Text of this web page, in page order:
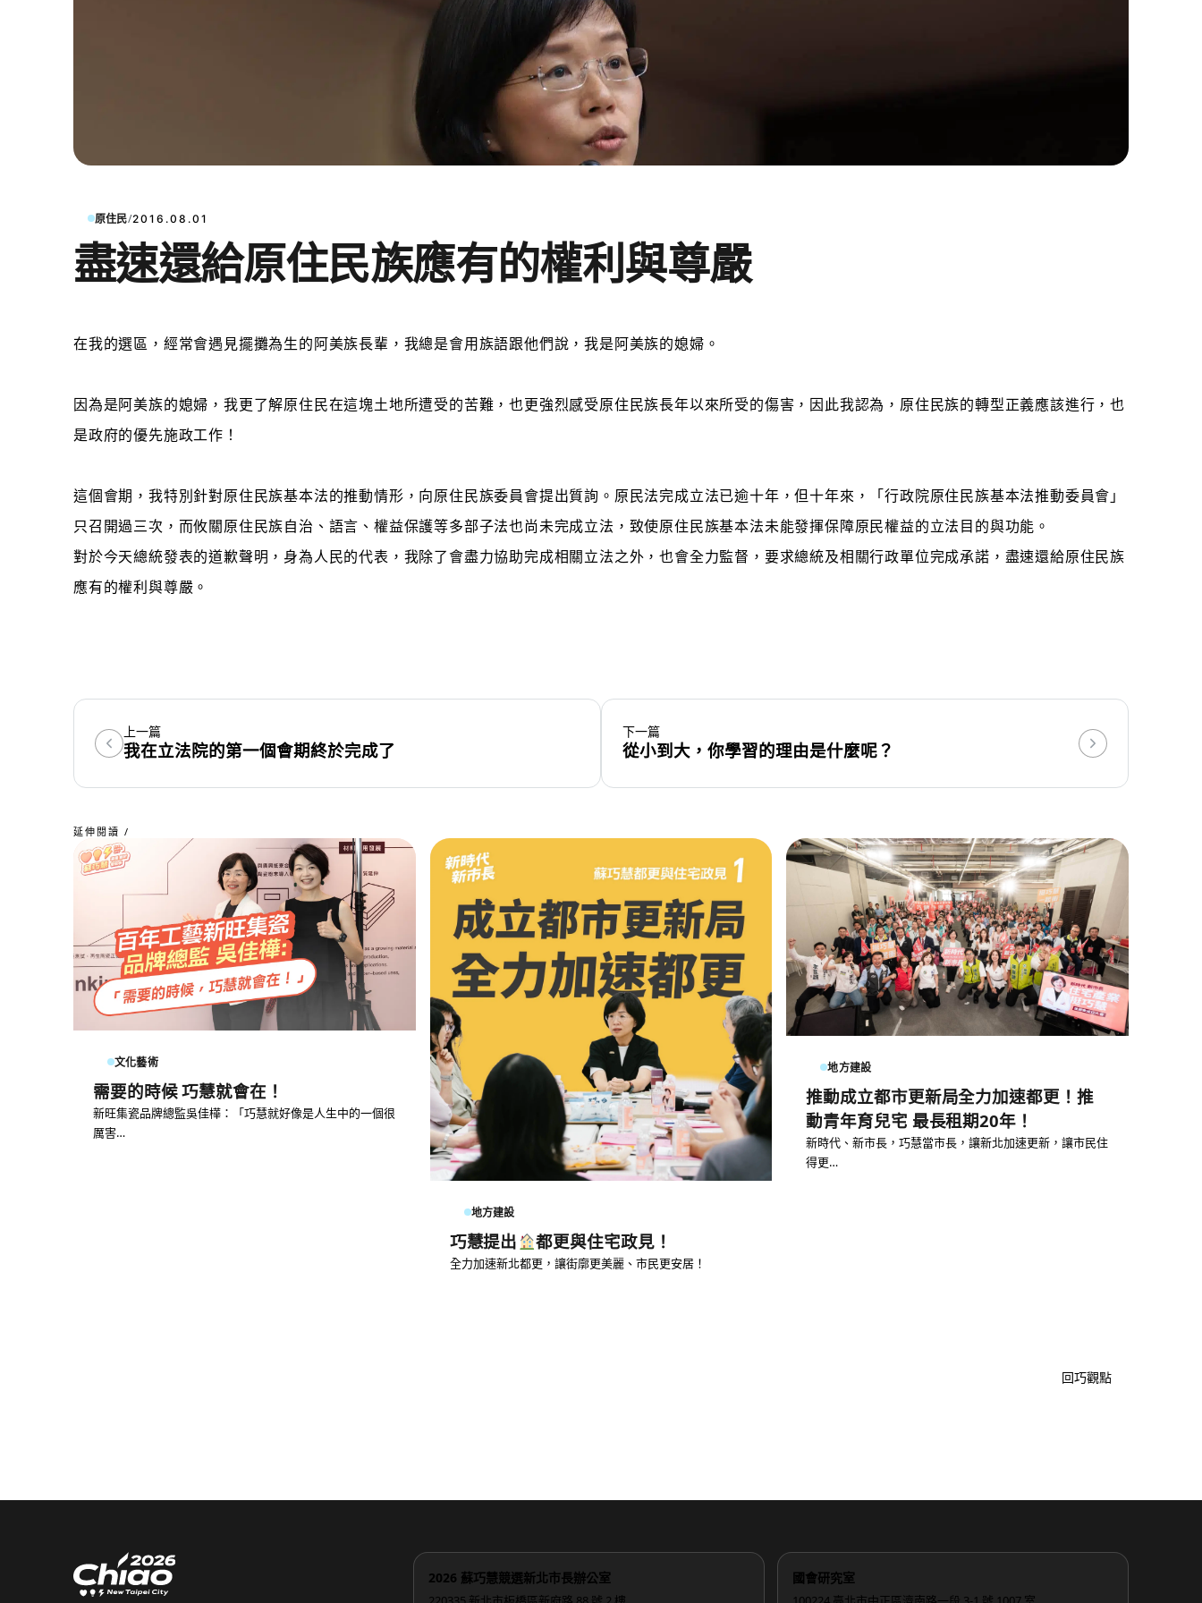
原住民/2016.08.01
盡速還給原住民族應有的權利與尊嚴
在我的選區，經常會遇見擺攤為生的阿美族長輩，我總是會用族語跟他們說，我是阿美族的媳婦。
因為是阿美族的媳婦，我更了解原住民在這塊土地所遭受的苦難，也更強烈感受原住民族長年以來所受的傷害，因此我認為，原住民族的轉型正義應該進行，也
是政府的優先施政工作！
這個會期，我特別針對原住民族基本法的推動情形，向原住民族委員會提出質詢。原民法完成立法已逾十年，但十年來，「行政院原住民族基本法推動委員會」
只召開過三次，而攸關原住民族自治、語言、權益保護等多部子法也尚未完成立法，致使原住民族基本法未能發揮保障原民權益的立法目的與功能。
對於今天總統發表的道歉聲明，身為人民的代表，我除了會盡力協助完成相關立法之外，也會全力監督，要求總統及相關行政單位完成承諾，盡速還給原住民族
應有的權利與尊嚴。
上一篇
我在立法院的第一個會期終於完成了
下一篇
從小到大，你學習的理由是什麼呢？
延伸閱讀 /
文化藝術
需要的時候 巧慧就會在！
新旺集瓷品牌總監吳佳樺：「巧慧就好像是人生中的一個很
厲害…
地方建設
巧慧提出 都更與住宅政見！
全力加速新北都更，讓街廓更美麗、市民更安居！
地方建設
推動成立都市更新局全力加速都更！推
動青年育兒宅 最長租期20年！
新時代、新市長，巧慧當市長，讓新北加速更新，讓市民住
得更…
回巧觀點
2026 蘇巧慧競選新北市長辦公室 國會研究室